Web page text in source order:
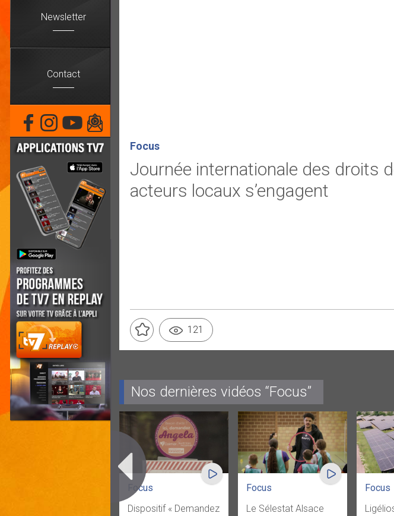
Newsletter
Contact
Focus
Journée internationale des droits
acteurs locaux s’engagent
121
Nos dernières vidéos “Focus”
Focus
Dispositif « Demandez
Focus
Le Sélestat Alsace
Focus